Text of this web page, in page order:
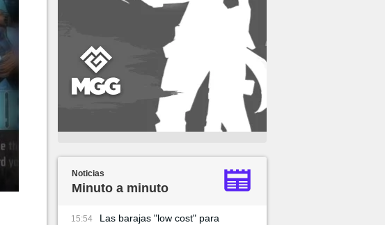
Noticias
Minuto a minuto
15:54
Las barajas "low cost" para